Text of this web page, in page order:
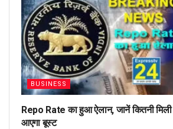
BUSINESS
Repo Rate का हुआ ऐलान, जानें कितनी मिली
आएगा बूस्ट